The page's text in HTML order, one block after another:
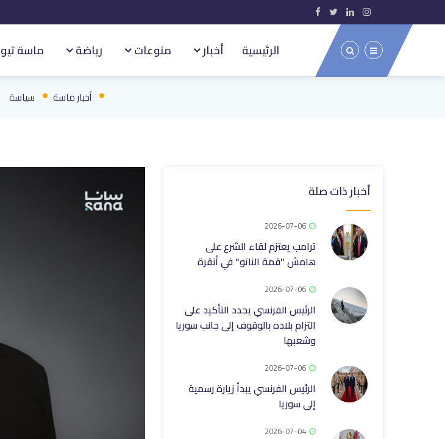
الرئيسية أخبار منوعات رياضة ماسة
أخبار ماسة سياسة
أخبار ذات صلة
2026-07-06
ترامب يعتزم لقاء الشرع على
هامش "قمة الناتو" في أنقرة
2026-07-06
الرئيس الفرنسي يجدد التأكيد على
التزام بلاده بالوقوف إلى ‏جانب سوريا
وشعبها
2026-07-06
الرئيس الفرنسي يبدأ زيارة رسمية
إلى سوريا
2026-07-04